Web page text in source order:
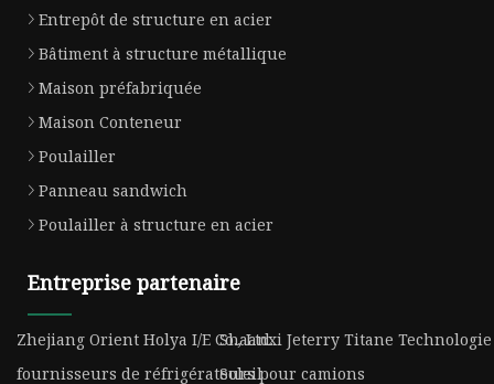
Entrepôt de structure en acier
Bâtiment à structure métallique
Maison préfabriquée
Maison Conteneur
Poulailler
Panneau sandwich
Poulailler à structure en acier
Entreprise partenaire
Zhejiang Orient Holya I/E Co., Ltd.Shaanxi Jeterry Titane Technologie
fournisseurs de réfrigérateurs pour camions
Soleil